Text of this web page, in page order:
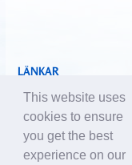
LÄNKAR
falundafa.org
faluninfo.net
minghui.org
pureinsight.org
This website uses
cookies to ensure
you get the best
experience on our